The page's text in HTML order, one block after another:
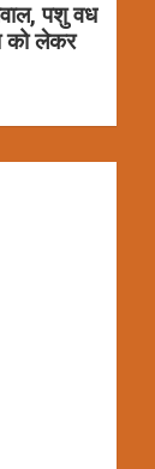
पशु वध
को लेकर